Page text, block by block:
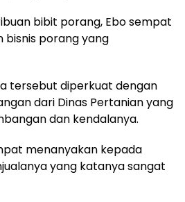
bibit porang, Ebo sempat
bisnis porang yang
tersebut diperkuat dengan
dari Dinas Pertanian yang
dan kendalanya.
menanyakan kepada
yang katanya sangat